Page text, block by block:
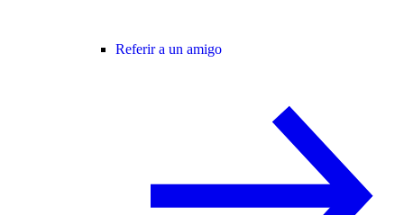
Referir a un amigo